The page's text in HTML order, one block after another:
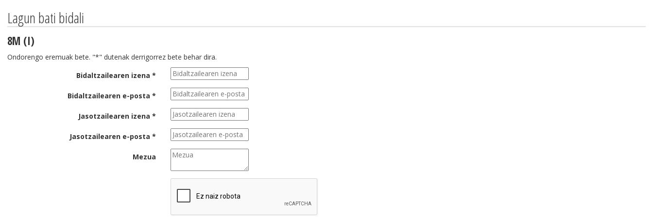
Lagun bati bidali
8M (I)
Ondorengo eremuak bete. "*" dutenak derrigorrez bete behar dira.
Bidaltzailearen izena *
Bidaltzailearen e-posta *
Jasotzailearen izena *
Jasotzailearen e-posta *
Mezua